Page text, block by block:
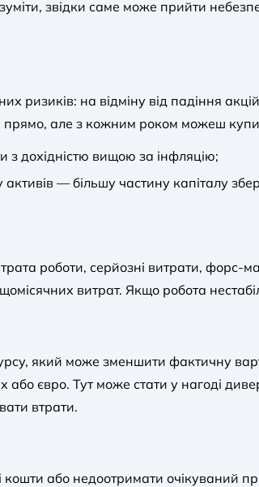
звідки саме може прийти
ризиків: на відміну від падіння
але з кожним роком можеш
з дохідністю вищою за інфляцію;
— більшу частину капіталу
роботи, серйозні витрати,
витрат. Якщо робота
який може зменшити фактичну
або євро. Тут може стати у нагоді
втрати.
або недоотримати очікуваний